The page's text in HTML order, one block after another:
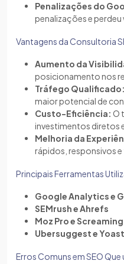
Penalizações do
penalizações e perdeu
Vantagens da Consultoria
Aumento da
posicionamento nos
Tráfego Qualificado:
maior potencial de
Custo-Eficiência: O
investimentos diretos
Melhoria da
rápidos, responsivos e
Principais Ferramentas
Google Analytics e
SEMrush e Ahrefs
Moz Pro e
Ubersuggest e Yoast
Erros Comuns em SEO